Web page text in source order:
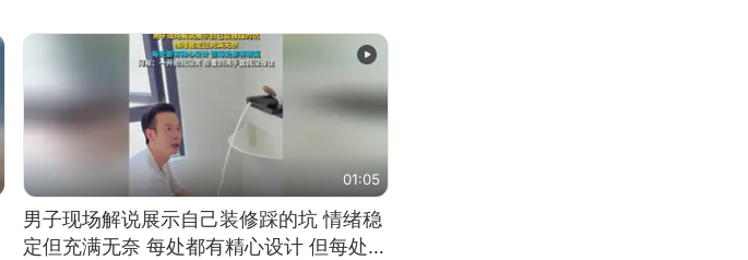
01:05
男子现场解说展示自己装修踩的坑 情绪稳
定但充满无奈 每处都有精心设计 但每处都